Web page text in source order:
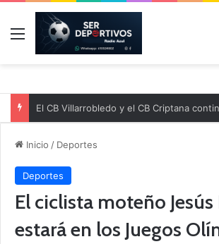
Menú
Inicio / Deportes
Deportes
El ciclista moteño
estará en los Juegos